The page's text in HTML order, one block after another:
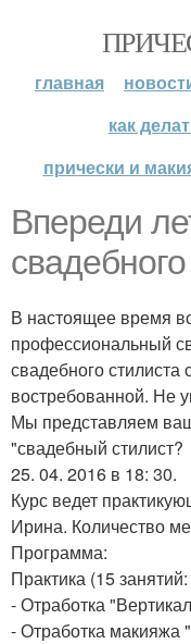
главная
как
прически и
Впереди
В настоящее время
профессиональный
свадебного стилиста
востребованной. Не
Мы представляем
"свадебный стилист?
25. 04. 2016 в 18: 30.
Курс ведет
Ирина. Количество
Программа:
Практика (15 занятий:
- Отработка
- Отработка макияжа